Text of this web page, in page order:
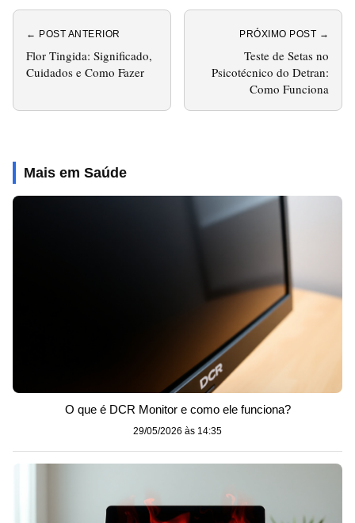
← POST ANTERIOR
Flor Tingida: Significado,
Cuidados e Como Fazer
PRÓXIMO POST →
Teste de Setas no
Psicotécnico do Detran:
Como Funciona
Mais em Saúde
O que é DCR Monitor e como ele funciona?
29/05/2026 às 14:35